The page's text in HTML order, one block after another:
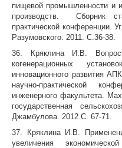
пищевой промышленности и
производств. Сборник
практической
Разумовского. 2011. С.36-38.
36. Кряклина И.В.
когенерационных
инновационного развития
научно-практической
инженерного факультета.
государственная
Джамбулова. 2012.С. 67-71.
37. Кряклина И.В.
увеличения